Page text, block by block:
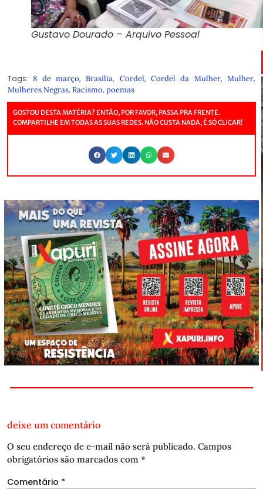
Gustavo Dourado – Arquivo Pessoal
Tags:8 de março,Brasília, Cordel,Cordel da Mulher,Mulher,
Mulheres Negras, Racismo, poemas
GOSTOU DESTA MATÉRIA? ENTÃO, POR FAVOR, PASSA PRA FRENTE.
COMPARTILHE EM TODAS AS SUAS REDES. NÃO CUSTA NADA, É SÓ CLICAR!
deixe um comentário
O seu endereço de e-mail não será publicado. Campos
obrigatórios são marcados com *
Comentário *